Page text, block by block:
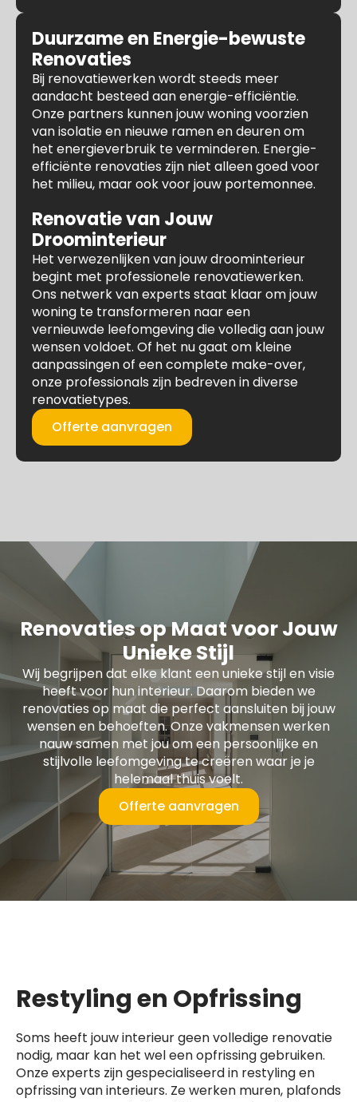
Duurzame en Energie-bewuste
Renovaties
Bij renovatiewerken wordt steeds meer
aandacht besteed aan energie-efficiëntie.
Onze partners kunnen jouw woning voorzien
van isolatie en nieuwe ramen en deuren om
het energieverbruik te verminderen. Energie-
efficiënte renovaties zijn niet alleen goed voor
het milieu, maar ook voor jouw portemonnee.
Renovatie van Jouw
Droominterieur
Het verwezenlijken van jouw droominterieur
begint met professionele renovatiewerken.
Ons netwerk van experts staat klaar om jouw
woning te transformeren naar een
vernieuwde leefomgeving die volledig aan jouw
wensen voldoet. Of het nu gaat om kleine
aanpassingen of een complete make-over,
onze professionals zijn bedreven in diverse
renovatietypes.
Offerte aanvragen
Renovaties op Maat voor Jouw
Unieke Stijl
Wij begrijpen dat elke klant een unieke stijl en visie
heeft voor hun interieur. Daarom bieden we
renovaties op maat die perfect aansluiten bij jouw
wensen en behoeften. Onze vakmensen werken
nauw samen met jou om een persoonlijke en
stijlvolle leefomgeving te creëren waar je je
helemaal thuis voelt.
Offerte aanvragen
Restyling en Opfrissing
Soms heeft jouw interieur geen volledige renovatie
nodig, maar kan het wel een opfrissing gebruiken.
Onze experts zijn gespecialiseerd in restyling en
opfrissing van interieurs. Ze werken muren, plafonds